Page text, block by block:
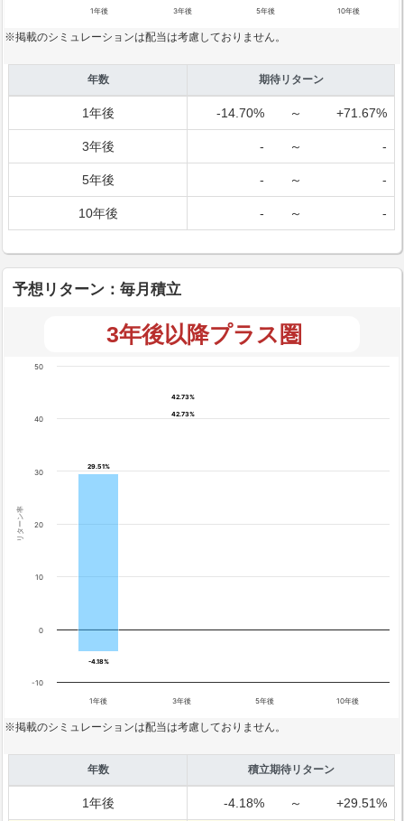
1年後 3年後 5年後 10年後
※掲載のシミュレーションは配当は考慮しておりません。
年数 期待リターン
1年後 -14.70% ～ +71.67%
3年後 - ～ -
5年後 - ～ -
10年後 - ～ -
予想リターン：毎月積立
3年後以降プラス圏
リターン率
29.51%
29.51%
42.73%
42.73%
-4.18%
-4.18%
42.73%
42.73%
1年後 3年後 5年後 10年後
-10
0
10
20
30
40
50
※掲載のシミュレーションは配当は考慮しておりません。
年数 積立期待リターン
1年後 -4.18% ～ +29.51%